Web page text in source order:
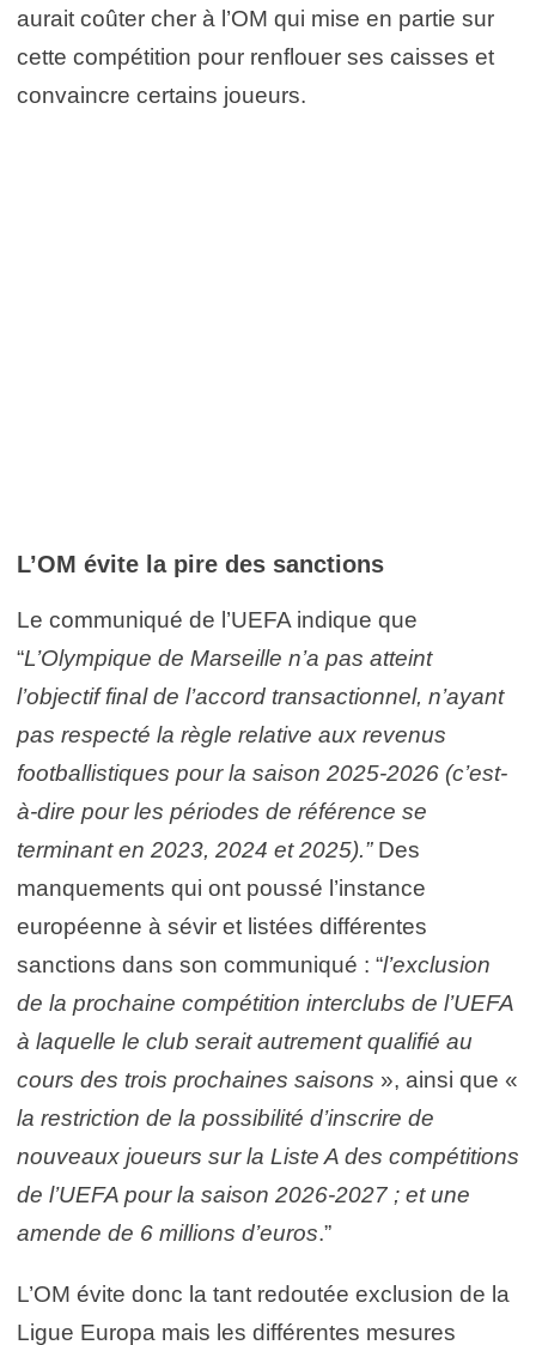
aurait coûter cher à l’OM qui mise en partie sur
cette compétition pour renflouer ses caisses et
convaincre certains joueurs.
L’OM évite la pire des sanctions
Le communiqué de l’UEFA indique que
“L’Olympique de Marseille n’a pas atteint
l’objectif final de l’accord transactionnel, n’ayant
pas respecté la règle relative aux revenus
footballistiques pour la saison 2025-2026 (c’est-
à-dire pour les périodes de référence se
terminant en 2023, 2024 et 2025).” Des
manquements qui ont poussé l’instance
européenne à sévir et listées différentes
sanctions dans son communiqué : “l’exclusion
de la prochaine compétition interclubs de l’UEFA
à laquelle le club serait autrement qualifié au
cours des trois prochaines saisons », ainsi que «
la restriction de la possibilité d’inscrire de
nouveaux joueurs sur la Liste A des compétitions
de l’UEFA pour la saison 2026-2027 ; et une
amende de 6 millions d’euros.”
L’OM évite donc la tant redoutée exclusion de la
Ligue Europa mais les différentes mesures